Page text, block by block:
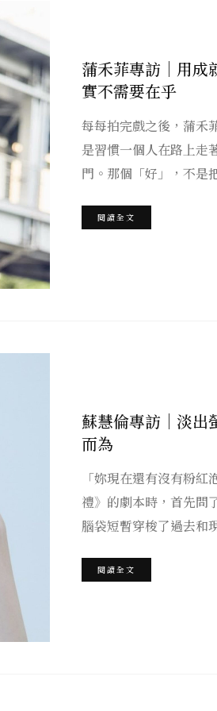
蒲禾菲專訪｜用成
實不需要在乎
每每拍完戲之後，蒲禾
是習慣一個人在路上走
門。那個「好」，不是
閱讀全文
蘇慧倫專訪｜淡出
而為
「妳現在還有沒有粉
禮》的劇本時，首先問
腦袋短暫穿梭了過去和
閱讀全文